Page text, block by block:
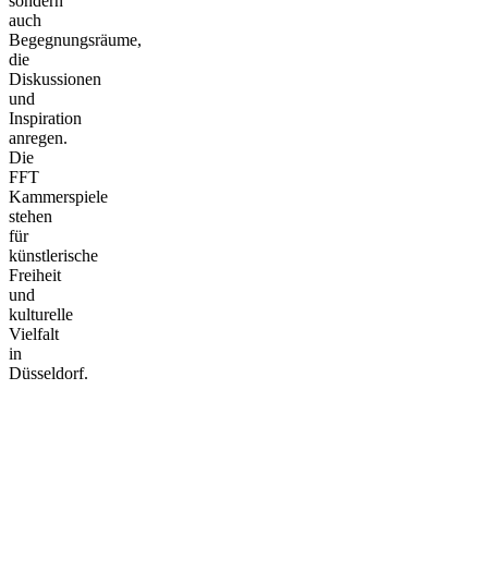
auch
Begegnungsräume,
die
Diskussionen
und
Inspiration
anregen.
Die
FFT
Kammerspiele
stehen
für
künstlerische
Freiheit
und
kulturelle
Vielfalt
in
Düsseldorf.